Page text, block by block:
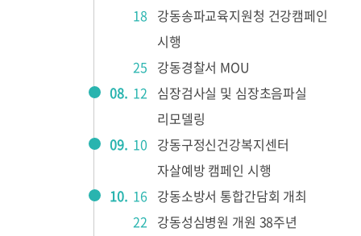
18 강동송파교육지원청 건강캠페인
시행
25 강동경찰서 MOU
08. 12 심장검사실 및 심장초음파실
리모델링
09. 10 강동구정신건강복지센터
자살예방 캠페인 시행
10. 16 강동소방서 통합간담회 개최
22 강동성심병원 개원 38주년